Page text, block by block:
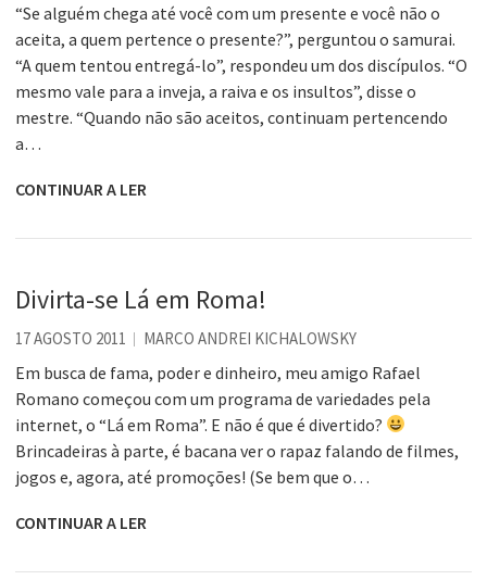
“Se alguém chega até você com um presente e você não o
aceita, a quem pertence o presente?”, perguntou o samurai.
“A quem tentou entregá-lo”, respondeu um dos discípulos. “O
mesmo vale para a inveja, a raiva e os insultos”, disse o
mestre. “Quando não são aceitos, continuam pertencendo
a…
CONTINUAR A LER
Divirta-se Lá em Roma!
17 AGOSTO 2011 MARCO ANDREI KICHALOWSKY
Em busca de fama, poder e dinheiro, meu amigo Rafael
Romano começou com um programa de variedades pela
internet, o “Lá em Roma”. E não é que é divertido?
Brincadeiras à parte, é bacana ver o rapaz falando de filmes,
jogos e, agora, até promoções! (Se bem que o…
CONTINUAR A LER